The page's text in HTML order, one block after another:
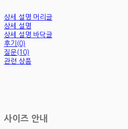
상세 설명 머리글
상세 설명
상세 설명 바닥글
후기(0)
질문(10)
관련 상품
사이즈 안내